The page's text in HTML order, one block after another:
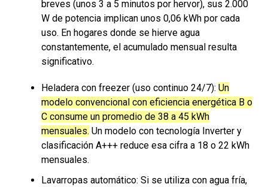
breves (unos 3 a 5 minutos por hervor), sus 2.000
W de potencia implican unos 0,06 kWh por cada
uso. En hogares donde se hierve agua
constantemente, el acumulado mensual resulta
significativo.
Heladera con freezer (uso continuo 24/7): Un
modelo convencional con eficiencia energética B o
C consume un promedio de 38 a 45 kWh
mensuales. Un modelo con tecnología Inverter y
clasificación A+++ reduce esa cifra a 18 o 22 kWh
mensuales.
Lavarropas automático: Si se utiliza con agua fría,